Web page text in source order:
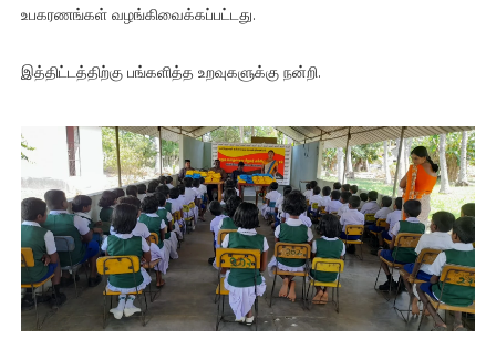
உபகரணங்கள் வழங்கிவைக்கப்பட்டது.
இத்திட்டத்திற்கு பங்களித்த உறவுகளுக்கு நன்றி.